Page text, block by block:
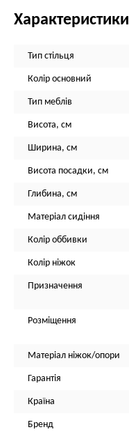
Характеристики
Тип стільця
Колір основний
Тип меблів
Висота, см
Ширина, см
Висота посадки, см
Глибина, см
Матеріал сидіння
Колір оббивки
Колір ніжок
Призначення
Розміщення
Матеріал ніжок/опори
Гарантія
Країна
Бренд